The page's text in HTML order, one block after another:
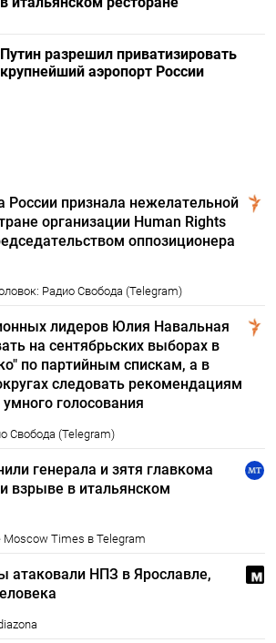
Путин разрешил приватизировать
крупнейший аэропорт России